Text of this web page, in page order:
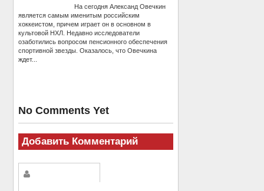
На сегодня Александ Овечкин
является самым именитым российским
хоккеистом, причем играет он в основном в
культовой НХЛ. Недавно исследователи
озаботились вопросом пенсионного обеспечения
спортивной звезды. Оказалось, что Овечкина
ждет...
No Comments Yet
Добавить Комментарий